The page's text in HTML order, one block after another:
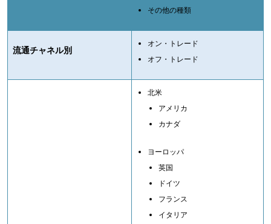
その他の種類
流通チャネル別
オン・トレード
オフ・トレード
北米
アメリカ
カナダ
ヨーロッパ
英国
ドイツ
フランス
イタリア